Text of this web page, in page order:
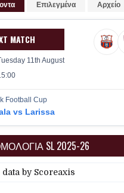
Επιλεγμένα Αρχείο
MATCH
11th August
Football Cup
vs Larissa
SL 2025-26
by Scoreaxis